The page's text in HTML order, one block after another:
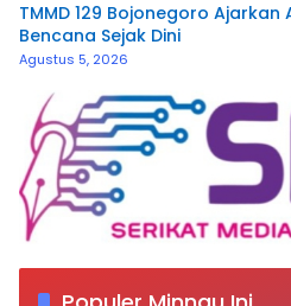
TMMD 129 Bojonegoro
Bencana Sejak Dini
Agustus 5, 2026